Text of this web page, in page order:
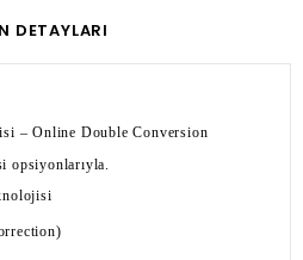
DETAYLARI
– Online Double Conversion
opsiyonlarıyla.